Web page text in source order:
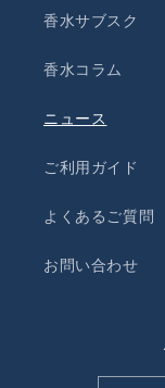
香水サブスク
香水コラム
ニュース
ご利用ガイド
よくあるご質問
お問い合わせ